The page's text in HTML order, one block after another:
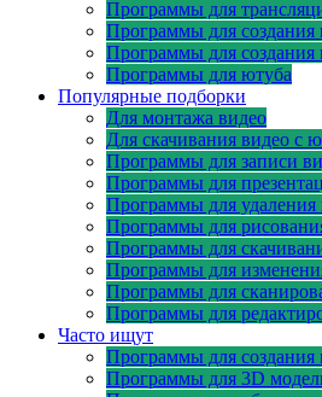
Программы для
Программы для создания
Программы для создания
Программы для ютуба
Популярные подборки
Для монтажа видео
Для скачивания видео с
Программы для записи
Программы для
Программы для удаления
Программы для
Программы для
Программы для
Программы для
Программы для
Часто ищут
Программы для создания
Программы для 3D